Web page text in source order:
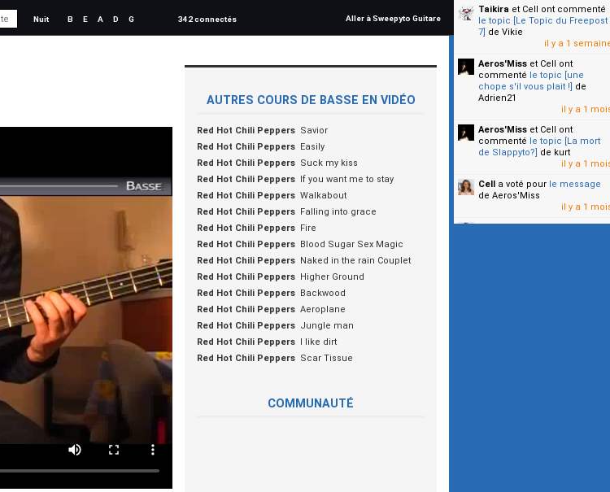
Nuit B E A D G 342 connectés Aller à Sweepyto Guitare
AUTRES COURS DE BASSE EN VIDÉO
Red Hot Chili Peppers Savior
Red Hot Chili Peppers Easily
Red Hot Chili Peppers Suck my kiss
Red Hot Chili Peppers If you want me to stay
Red Hot Chili Peppers Walkabout
Red Hot Chili Peppers Falling into grace
Red Hot Chili Peppers Fire
Red Hot Chili Peppers Blood Sugar Sex Magic
Red Hot Chili Peppers Naked in the rain Couplet
Red Hot Chili Peppers Higher Ground
Red Hot Chili Peppers Backwood
Red Hot Chili Peppers Aeroplane
Red Hot Chili Peppers Jungle man
Red Hot Chili Peppers I like dirt
Red Hot Chili Peppers Scar Tissue
COMMUNAUTÉ
Taikira et Cell ont commenté
le topic [Le Topic du Freepost
7] de Vikie
il y a 1
Aeros'Miss et Cell ont
commenté le topic [une
chope s'il vous plait !] de
Adrien21
il y a 1
Aeros'Miss et Cell ont
commenté le topic [La mort
de Slappyto?] de kurt
il y a 1
Cell a voté pour le message
de Aeros'Miss
il y a 1
Cella voté pourle message